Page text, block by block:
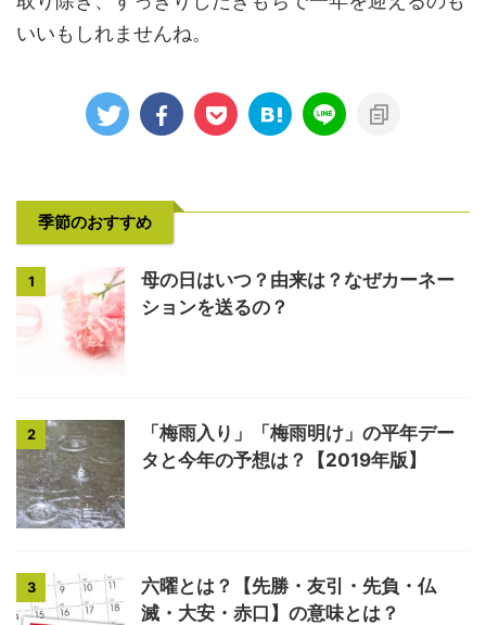
いいもしれませんね。
季節のおすすめ
1
母の日はいつ？由来は？なぜカーネー
ションを送るの？
2
「梅雨入り」「梅雨明け」の平年デー
タと今年の予想は？【2019年版】
3
六曜とは？【先勝・友引・先負・仏
滅・大安・赤口】の意味とは？